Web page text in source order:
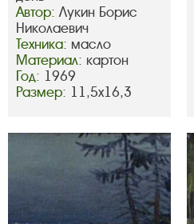
Автор: Лукин Борис
Николаевич
Техника: масло
Материал: картон
Год: 1969
Размер: 11,5х16,3